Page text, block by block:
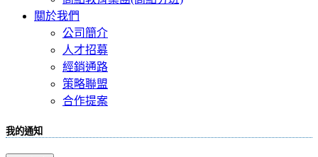
關於我們
公司簡介
人才招募
經銷通路
策略聯盟
合作提案
我的通知